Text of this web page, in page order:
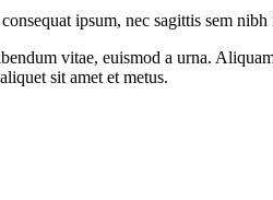
ipsum, nec sagittis sem nibh
vitae, euismod a urna.
sit amet et metus.